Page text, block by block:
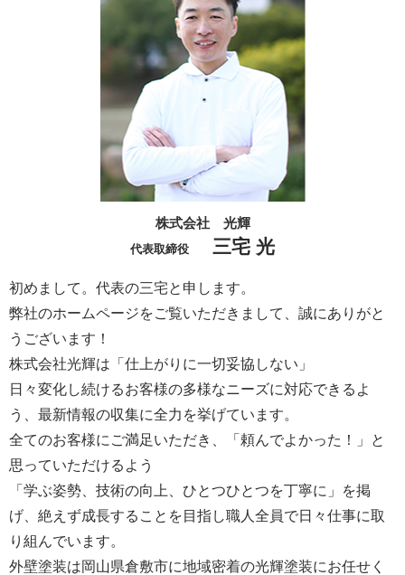
株式会社 光輝
代表取締役 三宅 光
初めまして。代表の三宅と申します。
弊社のホームページをご覧いただきまして、誠にありがと
うございます！
株式会社光輝は「仕上がりに一切妥協しない」
日々変化し続けるお客様の多様なニーズに対応できるよ
う、最新情報の収集に全力を挙げています。
全てのお客様にご満足いただき、「頼んでよかった！」と
思っていただけるよう
「学ぶ姿勢、技術の向上、ひとつひとつを丁寧に」を掲
げ、絶えず成長することを目指し職人全員で日々仕事に取
り組んでいます。
外壁塗装は岡山県倉敷市に地域密着の光輝塗装にお任せく